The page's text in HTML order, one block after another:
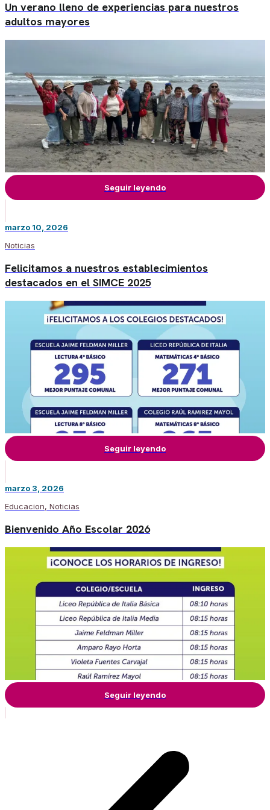
Un verano lleno de experiencias para nuestros
adultos mayores
Seguir leyendo
marzo 10, 2026
Noticias
Felicitamos a nuestros establecimientos
destacados en el SIMCE 2025
Seguir leyendo
marzo 3, 2026
Educacion, Noticias
Bienvenido Año Escolar 2026
Seguir leyendo